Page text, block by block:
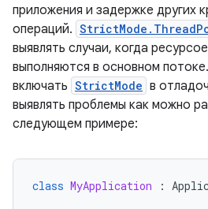
приложения и задержке других
операций.
выявлять случаи, когда
выполняются в основном
включать StrictMode в
выявлять проблемы как можно
следующем примере:
class MyApplication :